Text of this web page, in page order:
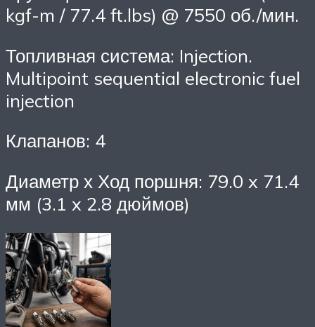
kgf-m / 77.4 ft.lbs) @ 7550 об./мин.
Топливная система: Injection.
Multipoint sequential electronic fuel
injection
Клапанов: 4
Диаметр х Ход поршня: 79.0 x 71.4
мм (3.1 x 2.8 дюймов)